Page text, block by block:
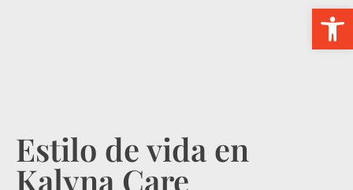
Abrir
Estilo de vida en
Kalyna Care